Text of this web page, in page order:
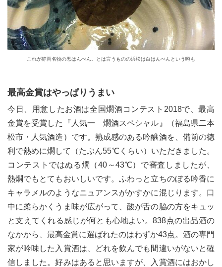
これが静岡名物の黒はんぺん。とは言うものの浜松は白はんぺんという噂も
最高金賞はやっぱりうまい
今日、用意したお酒は全国燗酒コンテスト2018で、最高
金賞を受賞した『人気一 燗酒スペシャル』（福島県二本
松市・人気酒造）です。熟成感のある吟醸酒を、備前の徳
利で熱めに燗して（たぶん55℃くらい）いただきました。
コンテストではぬる燗（40～43℃）で審査しましたが、
熱燗でもとてもおいしいです。ふわっと立ちのぼる吟香に
キャラメルのようなニュアンスがかすかに混じります。口
中に柔らかくうま味が広がって、酸が舌の脇の方をキュッ
と支えてくれる感じが何とも心地よい。838点の出品酒の
なかから、最高金賞に選ばれたのはわずか43点。酒の専門
家が吟味した入賞酒は、どれを飲んでも間違いがないと確
信しました。好みはあると思いますが、入賞酒にはおかし